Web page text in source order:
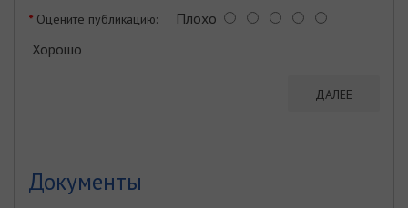
Оцените публикацию: Плохо
Хорошо
ДАЛЕЕ
Документы